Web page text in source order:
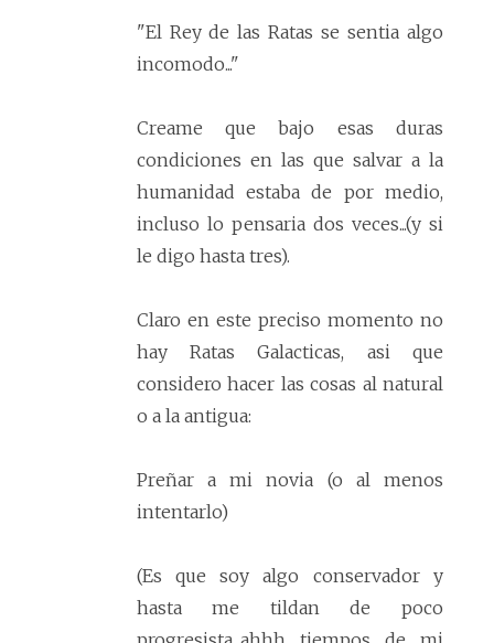
"El Rey de las Ratas se sentia algo
incomodo..."
Creame que bajo esas duras
condiciones en las que salvar a la
humanidad estaba de por medio,
incluso lo pensaria dos veces...(y si
le digo hasta tres).
Claro en este preciso momento no
hay Ratas Galacticas, asi que
considero hacer las cosas al natural
o a la antigua:
Preñar a mi novia (o al menos
intentarlo)
(Es que soy algo conservador y
hasta me tildan de poco